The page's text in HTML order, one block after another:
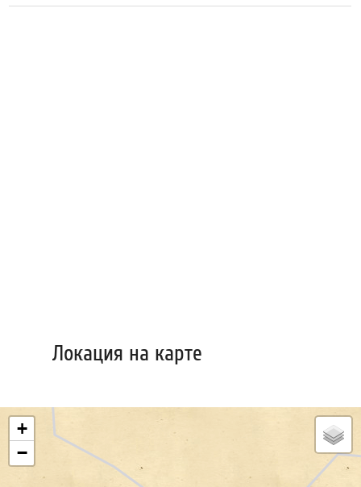
Локация на карте
+
−